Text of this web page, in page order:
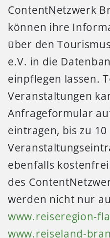
ContentNetzwerk
können ihre
über den
e.V. in die
einpflegen lassen.
Veranstaltungen
Anfrageformular
eintragen, bis zu 10
ebenfalls
des
werden nicht nur
www.reiseregion-
www.reiseland-